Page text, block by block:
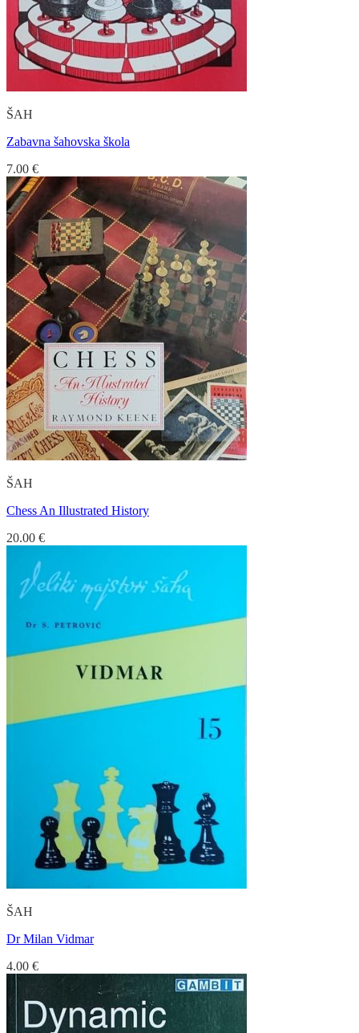
ŠAH
Zabavna šahovska škola
7.00 €
ŠAH
Chess An Illustrated History
20.00 €
ŠAH
Dr Milan Vidmar
4.00 €